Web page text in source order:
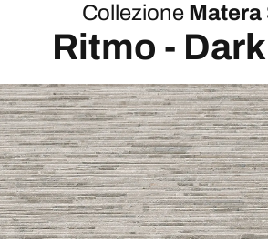
Collezione Matera
Ritmo -